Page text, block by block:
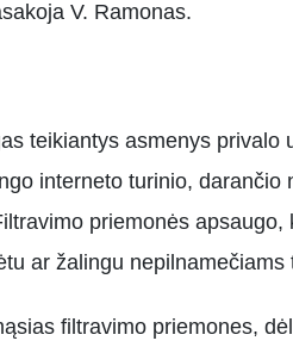
V. Ramonas.
teikiantys asmenys
interneto turinio,
priemonės
ar žalingu nepilnamečiams
filtravimo priemones,